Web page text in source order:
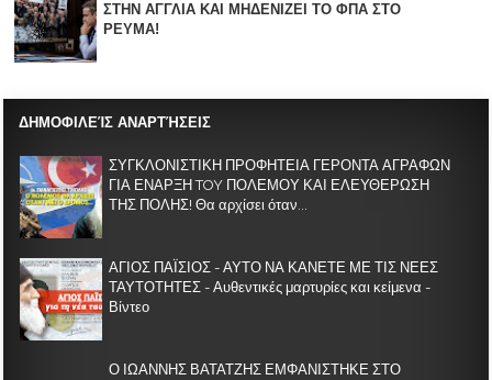
ΣΤΗΝ ΑΓΓΛΙΑ KAI ΜΗΔΕΝΙZΕΙ ΤΟ ΦΠΑ ΣΤΟ
ΡΕΥΜΑ!
ΔΗΜΟΦΙΛΕΊΣ ΑΝΑΡΤΉΣΕΙΣ
ΣΥΓΚΛΟΝΙΣΤΙΚΗ ΠΡΟΦΗΤΕΙΑ ΓΕΡΟΝΤΑ ΑΓΡΑΦΩΝ
ΓΙΑ ΕΝΑΡΞΗ TOY ΠΟΛΕΜΟΥ ΚΑΙ ΕΛΕΥΘΕΡΩΣΗ
ΤΗΣ ΠΟΛΗΣ! Θα αρχίσει όταν...
ΑΓΙΟΣ ΠΑΪΣΙΟΣ - ΑΥΤΟ ΝΑ ΚΑΝΕΤΕ ΜΕ ΤΙΣ ΝΕΕΣ
ΤΑΥΤΟΤΗΤΕΣ - Αυθεντικές μαρτυρίες και κείμενα -
Βίντεο
Ο ΙΩΑΝΝΗΣ ΒΑΤΑΤΖΗΣ ΕΜΦΑΝΙΣΤΗΚΕ ΣΤΟ